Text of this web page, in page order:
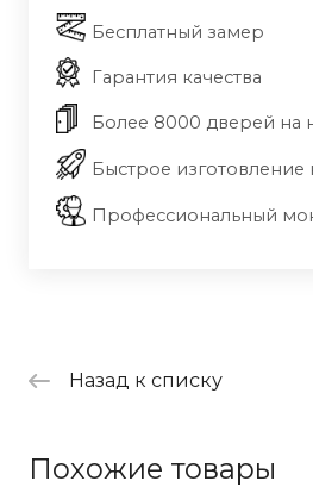
Бесплатный замер
Гарантия качества
Более 8000 дверей на
Быстрое изготовление
Профессиональный
Назад к списку
Похожие товары